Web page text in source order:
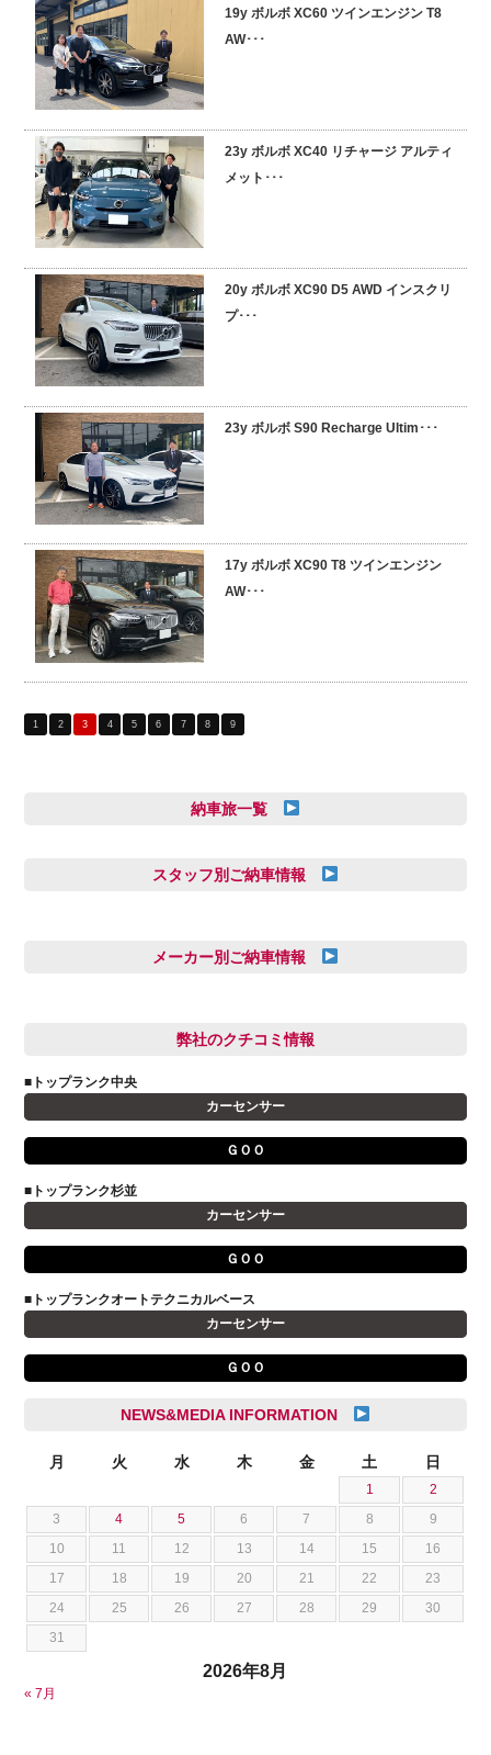
19y ボルボ XC60 ツインエンジン T8
AW･･･
23y ボルボ XC40 リチャージ アルティ
メット･･･
20y ボルボ XC90 D5 AWD インスクリ
プ･･･
23y ボルボ S90 Recharge Ultim･･･
17y ボルボ XC90 T8 ツインエンジン
AW･･･
1 2 3 4 5 6 7 8 9
納車旅一覧
スタッフ別ご納車情報
多田 健人
小澤 孝久
小野 利公
山本 大輔
岩井 裕一
石川 成一郎
荒居 力哉
荻野 雅史
菊池 大誠
藤本 京弥
西川 諒
メーカー別ご納車情報
FIAT
JAGUAR
アストンマーティン
アルファロメオ
キャデラック
クライスラー
クライスラージープ
スズキ
ダッジ
テスラ
トヨタ
ニッサン
フェラーリ
フォルクスワーゲン
弊社のクチコミ情報
■トップランク中央
カーセンサー
ＧＯＯ
■トップランク杉並
カーセンサー
ＧＯＯ
■トップランクオートテクニカルベース
カーセンサー
ＧＯＯ
NEWS&MEDIA INFORMATION
2026年8月
月 火 水 木 金 土 日
1
2
3
4 5 6 7 8
9
10
11 12 13 14 15
16
17
18 19 20 21 22
23
24
25 26 27 28 29
30
31
« 7月